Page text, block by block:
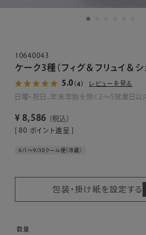
10640043
ケーク3種（フィグ＆フリュイ＆シ
5.0 （4） レビューを見る
日曜・祝日、年末年始を除く2～5営業日以
¥ 8,586
税込
[ 80 ポイント進呈 ]
6/1～9/30クール便〈冷蔵〉
包装・掛け紙を設定する